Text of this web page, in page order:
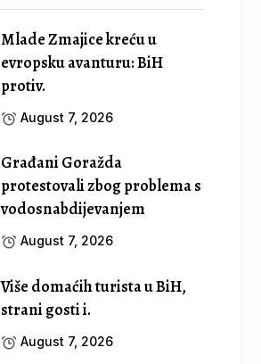
Mlade Zmajice kreću u
evropsku avanturu: BiH
protiv.
August 7, 2026
Građani Goražda
protestovali zbog problema s
vodosnabdijevanjem
August 7, 2026
Više domaćih turista u BiH,
strani gosti i.
August 7, 2026